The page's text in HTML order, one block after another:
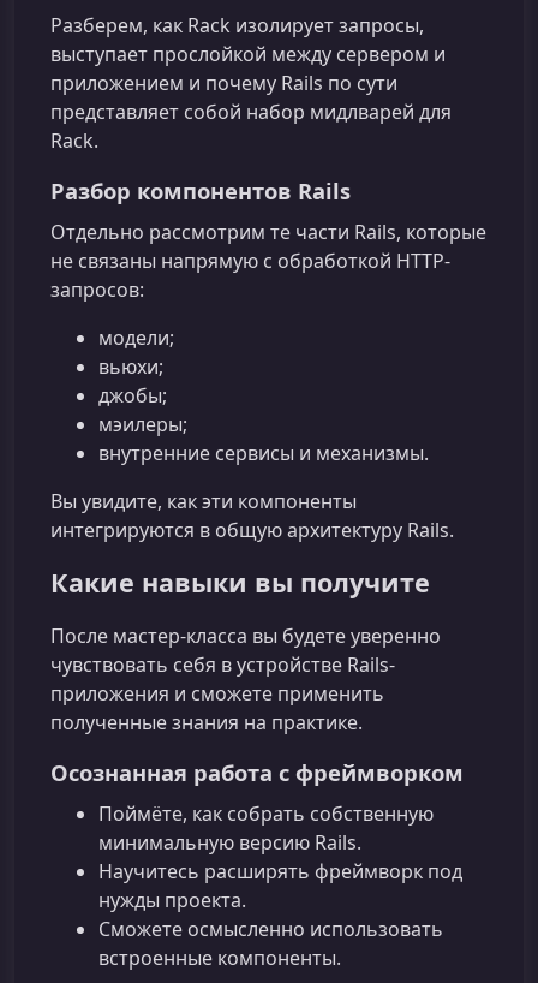
Разберем, как Rack изолирует запросы,
выступает прослойкой между сервером и
приложением и почему Rails по сути
представляет собой набор мидлварей для
Rack.
Разбор компонентов Rails
Отдельно рассмотрим те части Rails, которые
не связаны напрямую с обработкой HTTP-
запросов:
модели;
вьюхи;
джобы;
мэилеры;
внутренние сервисы и механизмы.
Вы увидите, как эти компоненты
интегрируются в общую архитектуру Rails.
Какие навыки вы получите
После мастер-класса вы будете уверенно
чувствовать себя в устройстве Rails-
приложения и сможете применить
полученные знания на практике.
Осознанная работа с фреймворком
Поймёте, как собрать собственную
минимальную версию Rails.
Научитесь расширять фреймворк под
нужды проекта.
Сможете осмысленно использовать
встроенные компоненты.